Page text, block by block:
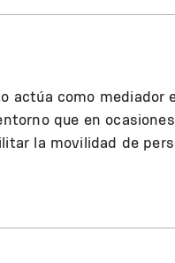
actúa como
que en
la movilidad de